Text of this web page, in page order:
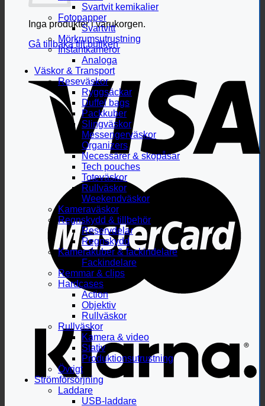
Inga produkter i varukorgen.
Gå tillbaka till butiken
Svartvit kemikalier
Fotopapper
Svartvitt
Mörkrumsutrustning
Instantkameror
Analoga
Väskor & Transport
Reseväskor
Ryggsäckar
Duffel bags
Packkuber
Slingväskor
Messengerväskor
Organizers
Necessärer & skopåsar
Tech pouches
Toteväskor
Rullväskor
Weekendväskor
Kameraväskor
Regnskydd & tillbehör
Reservdelar
Regnskydd
Kamerakuber & fackindelare
Fackindelare
Remmar & clips
Hardcases
Action
Objektiv
Rullväskor
Rullväskor
Kamera & video
Stativ
Produktionsutrustning
Övrigt
Strömförsörjning
Laddare
USB-laddare